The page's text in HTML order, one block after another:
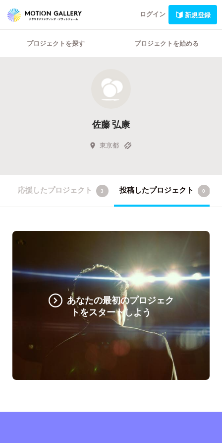
ログイン 新規登録
プロジェクトを探す プロジェクトを始める
佐藤 弘康
東京都
応援したプロジェクト 3 投稿したプロジェクト 0
あなたの最初のプロジェク
トをスタートしよう